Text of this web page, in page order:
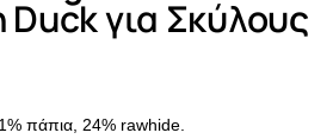
για Σκύλους
πάπια, 24% rawhide.